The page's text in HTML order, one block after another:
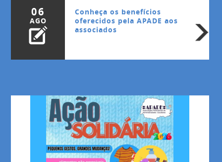
06
AGO
Conheça os benefícios
oferecidos pela APADE aos
associados